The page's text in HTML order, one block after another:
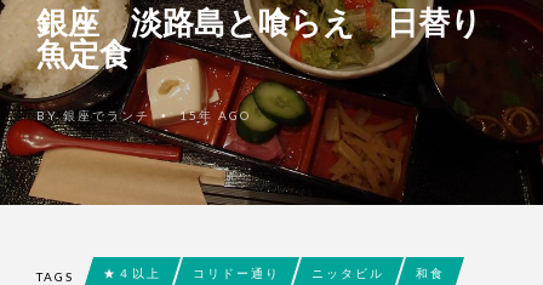
銀座 淡路島と喰らえ 日替り
魚定食
BY銀座でランチ •15年 AGO
TAGS ★４以上 コリドー通り ニッタビル 和食